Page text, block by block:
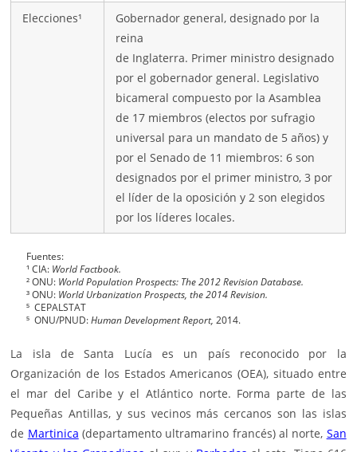
Elecciones¹
Gobernador general, designado por la
reina
de Inglaterra. Primer ministro designado
por el gobernador general. Legislativo
bicameral compuesto por la Asamblea
de 17 miembros (electos por sufragio
universal para un mandato de 5 años) y
por el Senado de 11 miembros: 6 son
designados por el primer ministro, 3 por
el líder de la oposición y 2 son elegidos
por los líderes locales.
Fuentes:
¹ CIA: World Factbook.
² ONU: World Population Prospects: The 2012 Revision Database.
³ ONU: World Urbanization Prospects, the 2014 Revision.
⁵ CEPALSTAT
⁵ ONU/PNUD:Human Development Report,2014.
La isla de Santa Lucía es un país reconocido por la
Organización de los Estados Americanos (OEA), situado entre
el mar del Caribe y el Atlántico norte. Forma parte de las
Pequeñas Antillas, y sus vecinos más cercanos son las islas
de Martinica (departamento ultramarino francés) al norte, San